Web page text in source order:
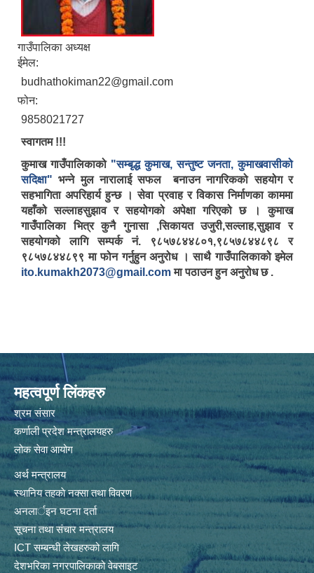
गाउँपालिका अध्यक्ष
ईमेल:
budhathokiman22@gmail.com
फोन:
9858021727
स्वागतम !!!
कुमाख गाउँपालिकाको "सम्बृद्ध कुमाख, सन्तुष्ट जनता, कुमाखवासीको
सदिक्षा" भन्ने मुल नारालाई सफल बनाउन नागरिकको सहयोग र
सहभागिता अपरिहार्य हुन्छ । सेवा प्रवाह र विकास निर्माणका काममा
यहाँको सल्लाहसुझाव र सहयोगको अपेक्षा गरिएको छ । कुमाख
गाउँपालिका भित्र कुनै गुनासा ,सिकायत उजुरी,सल्लाह,सुझाव र
सहयोगको लागि सम्पर्क नं. ९८५७८४४८०१,९८५७८४४८९८ र
९८५७८४४८९९ मा फोन गर्नुहुन अनुरोध । साथै गाउँपालिकाको इमेल
ito.kumakh2073@gmail.comमा पठाउन हुन अनुरोध छ .
महत्वपूर्ण लिंकहरु
श्रम संसार
कर्णाली प्रदेश मन्त्रालयहरु
लोक सेवा आयोग
अर्थ मन्त्रालय
स्थानिय तहकाे नक्सा तथा विवरण
अनलार्इन घटना दर्ता
सूचना तथा संचार मन्त्रालय
ICT सम्बन्धी लेखहरुको लागि
देशभरिका नगरपालिकाको वेबसाइट